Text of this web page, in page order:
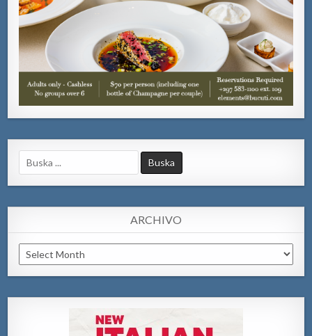
Search
for:
ARCHIVO
Archivo